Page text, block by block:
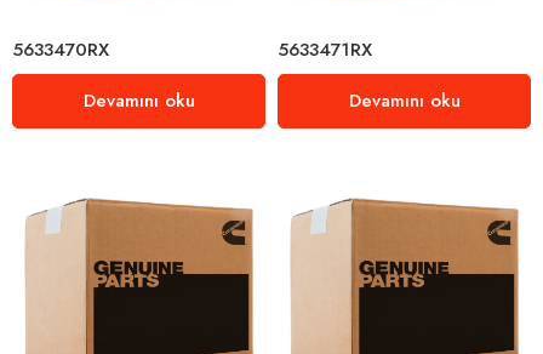
5633470RX
Devamını oku
5633471RX
Devamını oku